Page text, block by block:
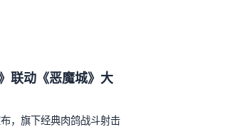
联动《恶魔城》大
，旗下经典肉鸽战斗射击